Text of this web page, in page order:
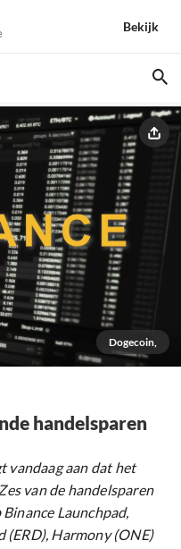
Bekijk
Dogecoin,
handelsparen
vandaag aan dat het
van de handelsparen
Launchpad,
(ERD), Harmony (ONE)